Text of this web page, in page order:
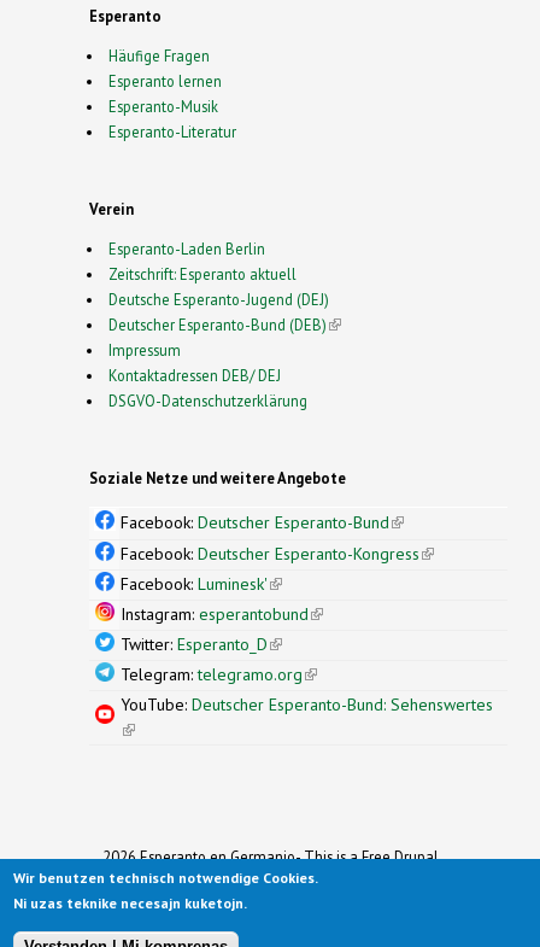
Esperanto
Häufige Fragen
Esperanto lernen
Esperanto-Musik
Esperanto-Literatur
Verein
Esperanto-Laden Berlin
Zeitschrift: Esperanto aktuell
Deutsche Esperanto-Jugend (DEJ)
Deutscher Esperanto-Bund (DEB)(link is external)
Impressum
Kontaktadressen DEB/ DEJ
DSGVO-Datenschutzerklärung
Soziale Netze und weitere Angebote
Facebook: Deutscher Esperanto-Bund(link is
external)
Facebook: Deutscher Esperanto-Kongress(link is
Facebook: Luminesk'(link is external)
Instagram: esperantobund(link is external)
Twitter: Esperanto_D(link is external)
Telegram:telegramo.org(link is external)
YouTube: Deutscher Esperanto-Bund: Sehenswertes
(link is external)
2026 Esperanto en Germanio- This is a Free Drupal
Theme
Ported to Drupal for the Open Source Community by
Original design by
Wir benutzen technisch notwendige Cookies.
Ni uzas teknike necesajn kuketojn.